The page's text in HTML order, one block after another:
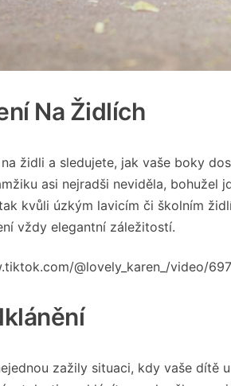
Na Židlích
židli a sledujete, jak vaše boky
asi nejradši neviděla, bohužel
kvůli úzkým lavicím či školním
vždy elegantní záležitostí.
@lovely_karen_/video/
zažily situaci, kdy vaše dítě